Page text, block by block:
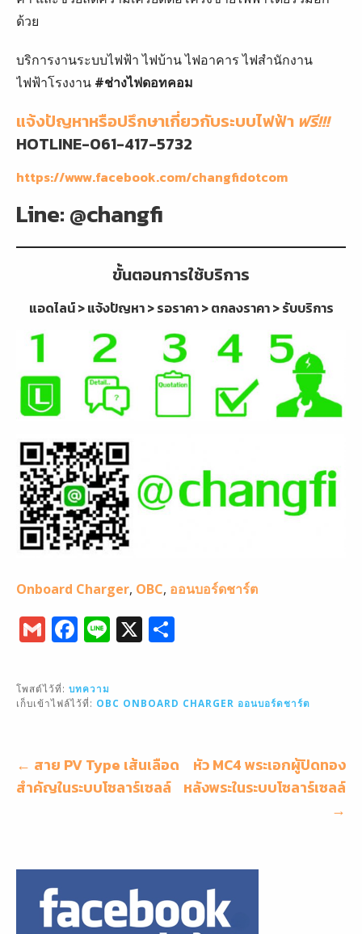
ด้วย
บริการงานระบบไฟฟ้า ไฟบ้าน ไฟอาคาร ไฟสำนักงาน
ไฟฟ้าโรงงาน #ช่างไฟดอทคอม
แจ้งปัญหาหรือปรึกษาเกี่ยวกับระบบไฟฟ้า ฟรี!!!
HOTLINE-061-417-5732
https://www.facebook.com/changfidotcom
Line: @changfi
ขั้นตอนการใช้บริการ
แอดไลน์ > แจ้งปัญหา > รอราคา > ตกลงราคา > รับบริการ
Onboard Charger, OBC, ออนบอร์ดชาร์ต
G
m
ai
l
F
a
c
e
o
o
Li
n
X
e
โพสต์ไว้ที่: บทความ
เก็บเข้าไฟล์ไว้ที่: OBC ONBOARD CHARGER ออนบอร์ดชาร์ต
แนะแนว
เรื่อง
← สาย PV Type เส้นเลือด
สำคัญในระบบโซลาร์เซลล์
หัว MC4 พระเอกผู้ปิดทอง
หลังพระในระบบโซลาร์เซลล์
→